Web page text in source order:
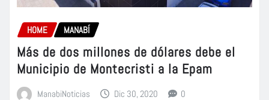
HOME MANABÍ
Más de dos millones de dólares debe el
Municipio de Montecristi a la Epam
ManabiNoticias Dic 30, 2020 0